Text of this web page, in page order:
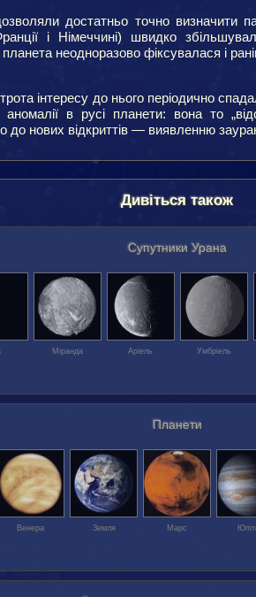
достатньо точно визначити
і Німеччині) швидко
неодноразово фіксувалася і
інтересу до нього періодично
в русі планети: вона то
до нових відкриттів — виявленню
Дивіться також
Супутники Урана
Міранда Аріель Умбріель
Планети
Венера Земля Марс